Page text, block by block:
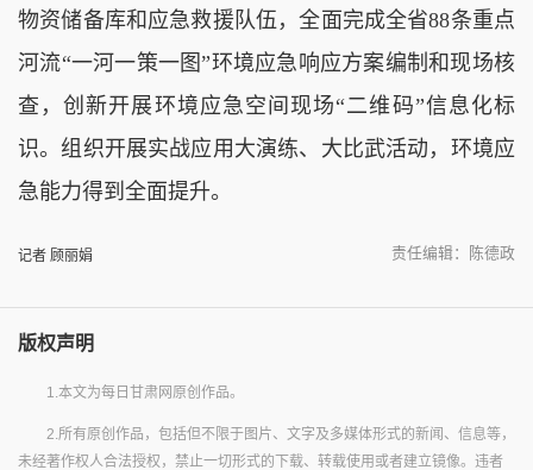
物资储备库和应急救援队伍，全面完成全省88条重点
河流“一河一策一图”环境应急响应方案编制和现场核
查，创新开展环境应急空间现场“二维码”信息化标
识。组织开展实战应用大演练、大比武活动，环境应
急能力得到全面提升。
记者 顾丽娟 责任编辑：陈德政
版权声明
1.本文为每日甘肃网原创作品。
2.所有原创作品，包括但不限于图片、文字及多媒体形式的新闻、信息等，
未经著作权人合法授权，禁止一切形式的下载、转载使用或者建立镜像。违者